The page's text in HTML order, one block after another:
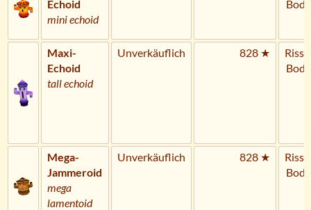
Echoid
mini echoid
Maxi-
Echoid
tall echoid
Unverkäuflich 828 ★
Riss
Mega-
Jammeroid
mega
lamentoid
Unverkäuflich 828 ★
Riss